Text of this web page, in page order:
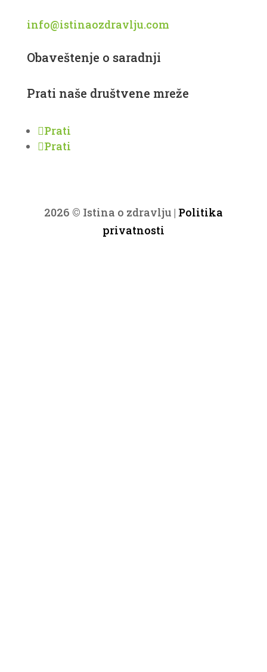
info@istinaozdravlju.com
Obaveštenje o saradnji
Prati naše društvene mreže
Prati
Prati
2026 © Istina o zdravlju | Politika
privatnosti